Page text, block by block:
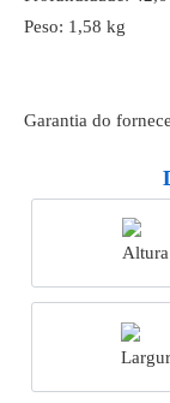
Peso: 1,58 kg
Garantia do